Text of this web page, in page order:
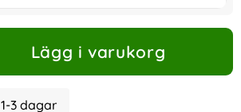
Lägg i varukorg
1-3 dagar